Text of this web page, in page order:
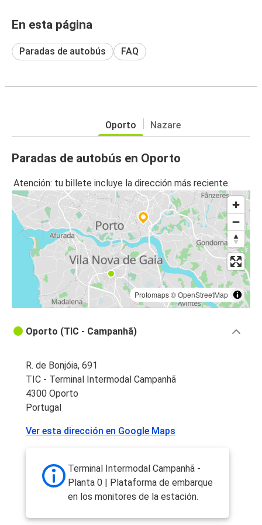
En esta página
Paradas de autobús FAQ
Oporto Nazare
Paradas de autobús en Oporto
Atención: tu billete incluye la dirección más reciente.
Protomaps©OpenStreetMap
Oporto (TIC - Campanhã)
R. de Bonjóia, 691
TIC - Terminal Intermodal Campanhã
4300 Oporto
Portugal
Ver esta dirección en Google Maps
Terminal Intermodal Campanhã -
Planta 0 | Plataforma de embarque
en los monitores de la estación.